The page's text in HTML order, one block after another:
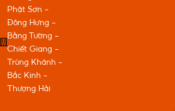
Phật Sơn -
Đông Hưng -
Bằng Tường -
Chiết Giang -
Trùng Khánh -
Bắc Kinh -
Thượng Hải